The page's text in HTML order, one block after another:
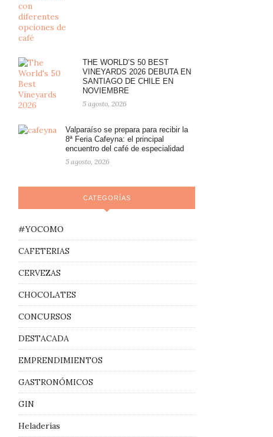
THE WORLD’S 50 BEST
VINEYARDS 2026 DEBUTA EN
SANTIAGO DE CHILE EN
NOVIEMBRE
5 agosto, 2026
Valparaíso se prepara para recibir la
8ª Feria Cafeyna: el principal
encuentro del café de especialidad
5 agosto, 2026
CATEGORÍAS
#YOCOMO
CAFETERIAS
CERVEZAS
CHOCOLATES
CONCURSOS
DESTACADA
EMPRENDIMIENTOS
GASTRONÓMICOS
GIN
Heladerías